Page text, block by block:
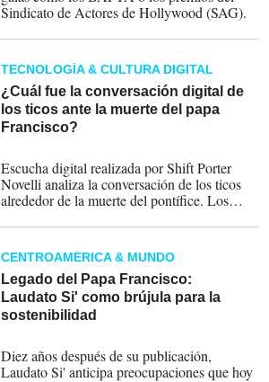
Sindicato de Actores de Hollywood (SAG).
TECNOLOGÍA & CULTURA DIGITAL
¿Cuál fue la conversación digital de
los ticos ante la muerte del papa
Francisco?
Escucha digital realizada por Shift Porter
Novelli analiza la conversación de los ticos
alrededor de la muerte del pontífice. Los
sospechas ante la muerte del papa.
CENTROAMÉRICA & MUNDO
Legado del Papa Francisco:
Laudato Si' como brújula para la
sostenibilidad
Diez años después de su publicación,
Laudato Si' anticipa preocupaciones que hoy